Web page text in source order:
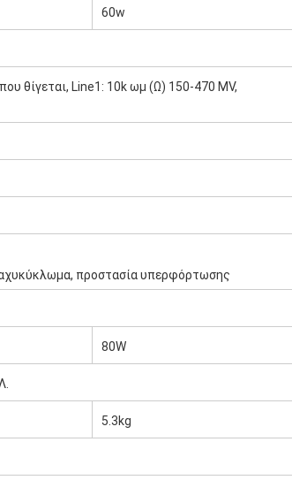
60w
θίγεται, Line1: 10k ωμ (Ω) 150-470 MV,
προστασία υπερφόρτωσης
80W
5.3kg